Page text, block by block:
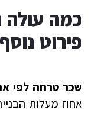
כמה עולה
פירוט נוסף
שכר טרחה לפי
אחוז מעלות